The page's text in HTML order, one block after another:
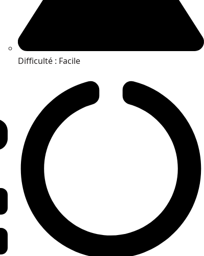
Difficulté : Facile